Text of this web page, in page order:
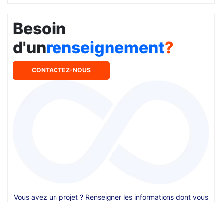
Besoin
d'unrenseignement?
CONTACTEZ-NOUS
Vous avez un projet ? Renseigner les informations dont vous